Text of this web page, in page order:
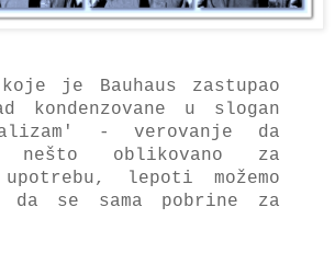
je Bauhaus zastupao
kondenzovane u slogan
- verovanje da
oblikovano za
upotrebu, lepoti možemo
da se sama pobrine za